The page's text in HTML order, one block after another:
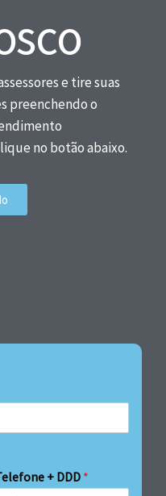
e tire suas
preenchendo o
no botão abaixo.
+ DDD*